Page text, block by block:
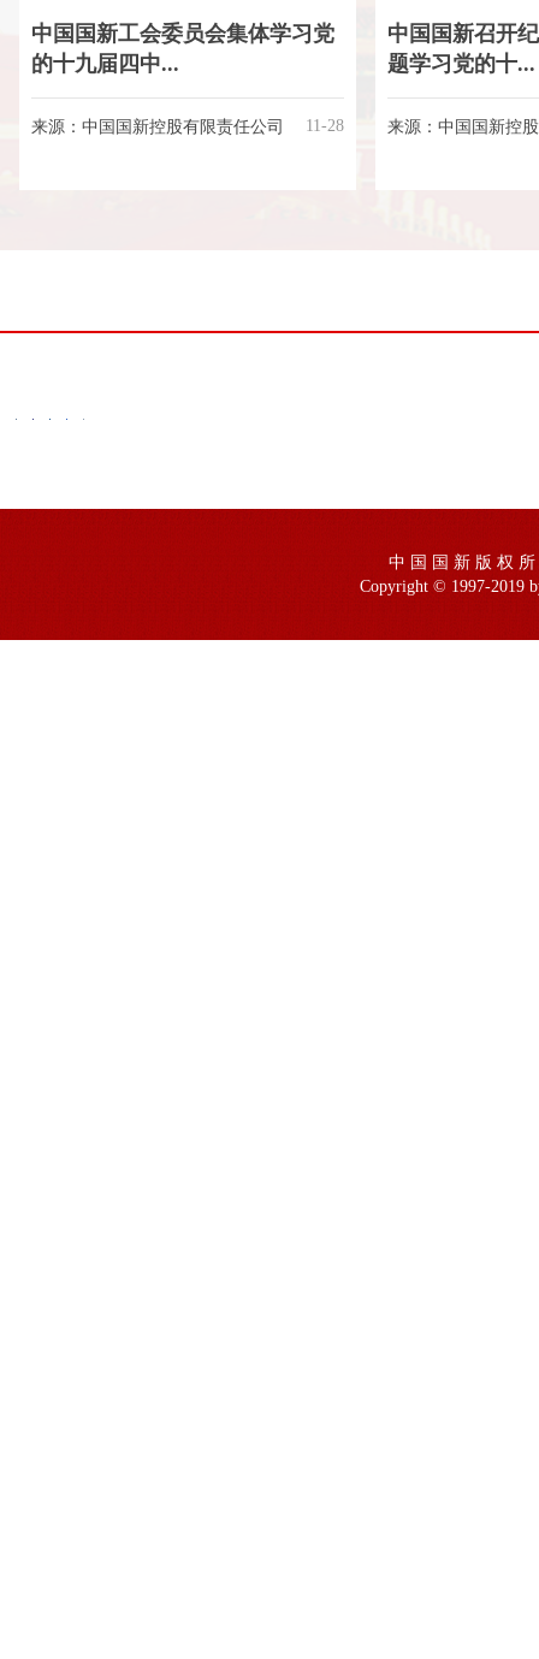
中国国新工会委员会集体学习党
的十九届四中...
11-28
来源：中国国新控股有限责任公司
中国国新召开
题学习党的十...
来源：中国国新控
中 国 国 新 版 权
Copyright © 1997-2019